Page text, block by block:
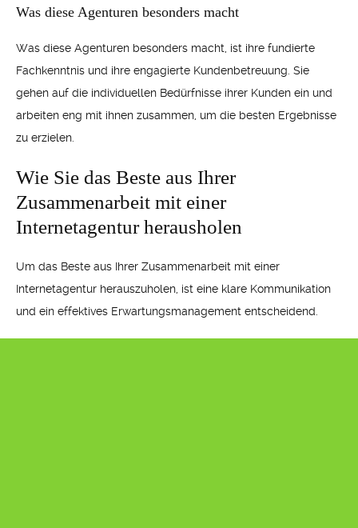
Was diese Agenturen besonders macht
Was diese Agenturen besonders macht, ist ihre fundierte
Fachkenntnis und ihre engagierte Kundenbetreuung. Sie
gehen auf die individuellen Bedürfnisse ihrer Kunden ein und
arbeiten eng mit ihnen zusammen, um die besten Ergebnisse
zu erzielen.
Wie Sie das Beste aus Ihrer
Zusammenarbeit mit einer
Internetagentur herausholen
Um das Beste aus Ihrer Zusammenarbeit mit einer
Internetagentur herauszuholen, ist eine klare Kommunikation
und ein effektives Erwartungsmanagement entscheidend.